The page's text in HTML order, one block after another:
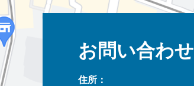
お問い合わせ
住所：